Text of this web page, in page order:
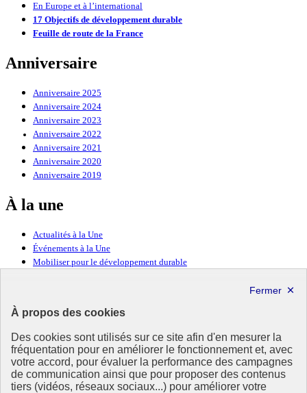
À propos des cookies
Des cookies sont utilisés sur ce site afin d'en mesurer la
fréquentation pour en améliorer le fonctionnement et, avec
votre accord, pour évaluer la performance des campagnes
de communication ainsi que pour proposer des contenus
tiers (vidéos, réseaux sociaux...) pour améliorer votre
En Europe et à l’international
17 Objectifs de développement durable
Feuille de route de la France
Anniversaire
Anniversaire 2025
Anniversaire 2024
Anniversaire 2023
Anniversaire 2022
Anniversaire 2021
Anniversaire 2020
Anniversaire 2019
À la une
Actualités à la Une
Événements à la Une
Mobiliser pour le développement durable
Ressources
Ressources
La Méth’ODD
Gouvernement